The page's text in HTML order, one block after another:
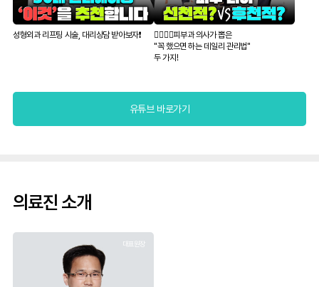
성형외과 리프팅 시술, 대리상담 받아보자❗️
👨‍⚕️👩‍⚕️피부과 의사가 뽑은
"꼭 했으면 하는 데일리 관리법"
두 가지!
유튜브 바로가기
의료진 소개
대표원장